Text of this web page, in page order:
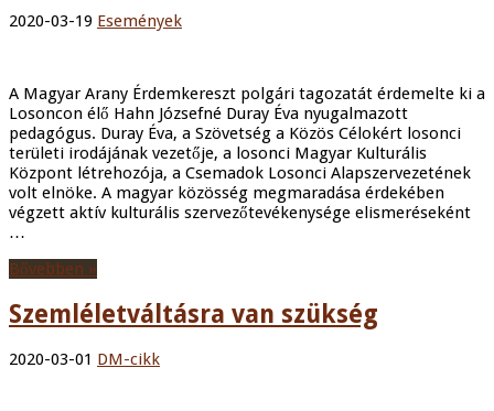
2020-03-19 Események
A Magyar Arany Érdemkereszt polgári tagozatát érdemelte ki a
Losoncon élő Hahn Józsefné Duray Éva nyugalmazott
pedagógus. Duray Éva, a Szövetség a Közös Célokért losonci
területi irodájának vezetője, a losonci Magyar Kulturális
Központ létrehozója, a Csemadok Losonci Alapszervezetének
volt elnöke. A magyar közösség megmaradása érdekében
végzett aktív kulturális szervezőtevékenysége elismeréseként
…
Bővebben »
Szemléletváltásra van szükség
2020-03-01 DM-cikk